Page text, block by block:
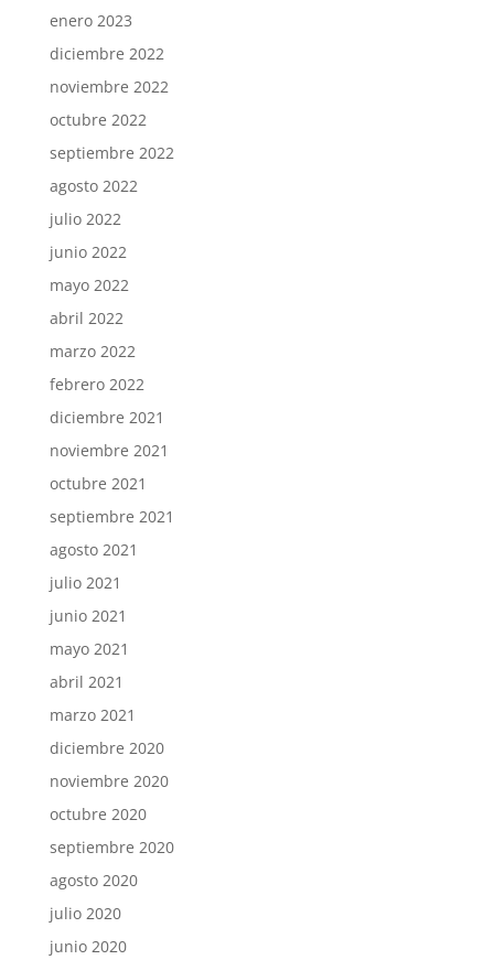
enero 2023
diciembre 2022
noviembre 2022
octubre 2022
septiembre 2022
agosto 2022
julio 2022
junio 2022
mayo 2022
abril 2022
marzo 2022
febrero 2022
diciembre 2021
noviembre 2021
octubre 2021
septiembre 2021
agosto 2021
julio 2021
junio 2021
mayo 2021
abril 2021
marzo 2021
diciembre 2020
noviembre 2020
octubre 2020
septiembre 2020
agosto 2020
julio 2020
junio 2020